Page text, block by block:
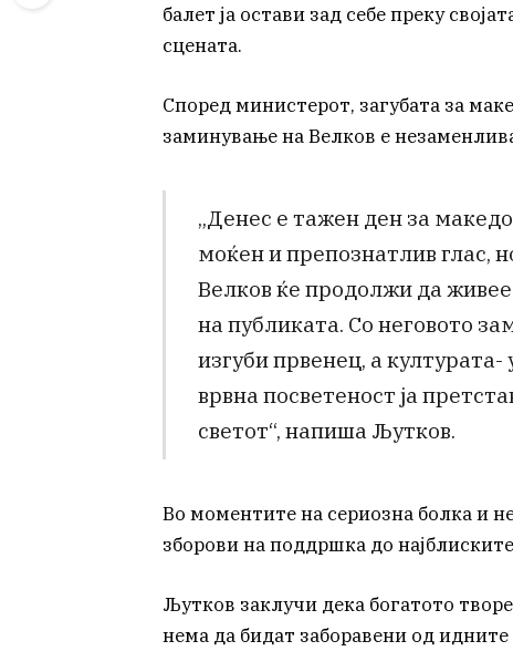
балет ја остави зад себе преку
сцената.
Според министерот, загубата за
заминување на Велков е
„Денес е тажен ден за
моќен и препознатлив глас,
Велков ќе продолжи да
на публиката. Со неговото
изгуби првенец, а културата-
врвна посветеност ја
светот“, напиша Љутков.
Во моментите на сериозна болка и
зборови на поддршка до
Љутков заклучи дека богатото
нема да бидат заборавени од